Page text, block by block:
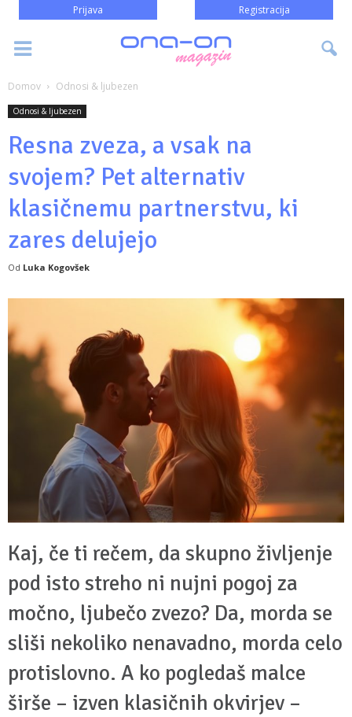
Prijava Registracija
Domov Odnosi & ljubezen
Odnosi & ljubezen
Resna zveza, a vsak na
svojem? Pet alternativ
klasičnemu partnerstvu, ki
zares delujejo
Od Luka Kogovšek
Kaj, če ti rečem, da skupno življenje
pod isto streho ni nujni pogoj za
močno, ljubečo zvezo? Da, morda se
sliši nekoliko nenavadno, morda celo
protislovno. A ko pogledaš malce
širše – izven klasičnih okvirjev –